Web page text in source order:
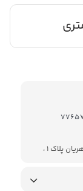
پلاک 1 ،